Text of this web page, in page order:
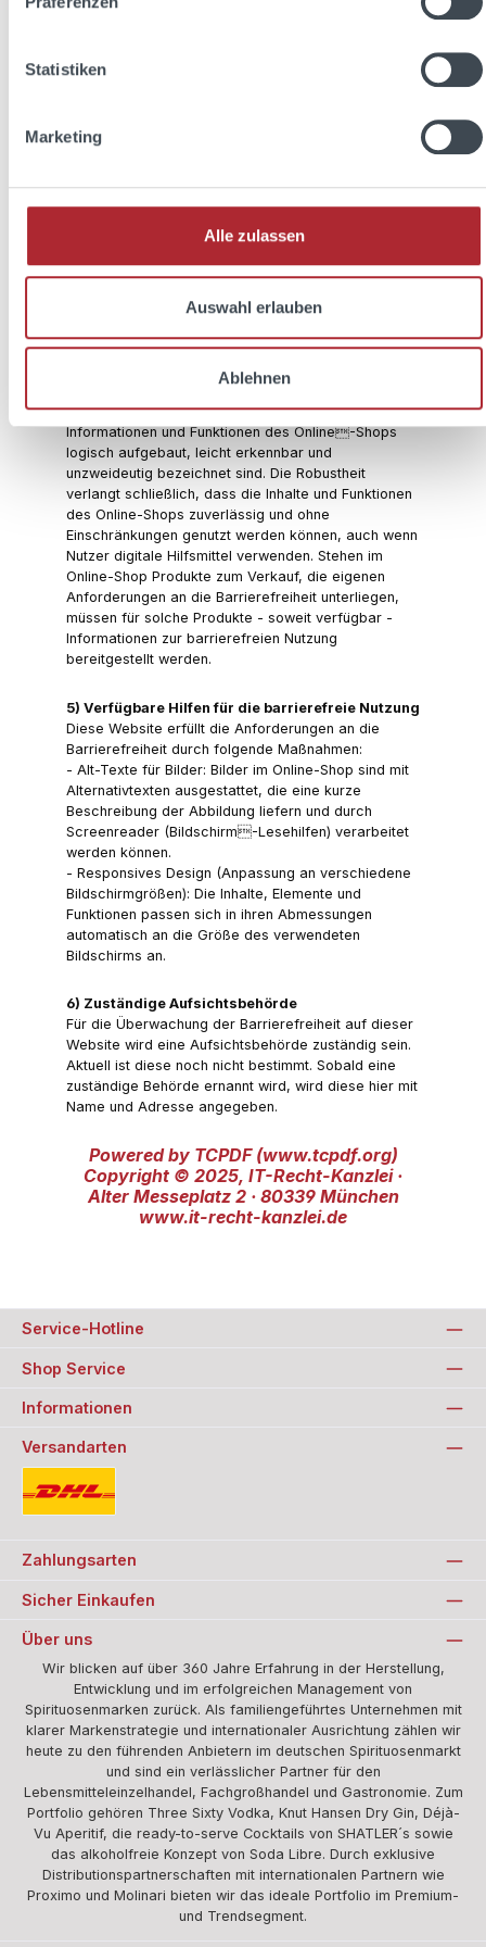
Statistiken
Marketing
Alle zulassen
Auswahl erlauben
Ablehnen
Geschäftsverkehr“ und zeichnet sich durch eine
elektronische Bestell- und Bezahlmöglichkeit aus.
Website Funktionen und Verfahren vorsehen, die auf
ausgerichtet sind und die Bedienbarkeit mit digitalen
Hilfsmitteln ermöglichen. Die Online-Shop-Funktionen
dieser Website müssen dafür - wahrnehmbar -
bedienbar - verständlich und - robust ausgestaltet
sein. Die Wahrnehmbarkeit bedeutet, dass die
so dargestellt werden, dass sie für alle Nutzer
erfordert, dass die Funktionen des Online-Shops
auch von Nutzern mit Einschränkungen in
können. Die Verständlichkeit setzt voraus, dass die
Informationen und Funktionen des Online-Shops
logisch aufgebaut, leicht erkennbar und
unzweideutig bezeichnet sind. Die Robustheit
verlangt schließlich, dass die Inhalte und Funktionen
des Online-Shops zuverlässig und ohne
Einschränkungen genutzt werden können, auch wenn
Nutzer digitale Hilfsmittel verwenden. Stehen im
Online-Shop Produkte zum Verkauf, die eigenen
Anforderungen an die Barrierefreiheit unterliegen,
müssen für solche Produkte - soweit verfügbar -
Informationen zur barrierefreien Nutzung
bereitgestellt werden.
5) Verfügbare Hilfen für die barrierefreie Nutzung
Diese Website erfüllt die Anforderungen an die
Barrierefreiheit durch folgende Maßnahmen:
- Alt-Texte für Bilder: Bilder im Online-Shop sind mit
Alternativtexten ausgestattet, die eine kurze
Beschreibung der Abbildung liefern und durch
Screenreader (Bildschirm-Lesehilfen) verarbeitet
werden können.
- Responsives Design (Anpassung an verschiedene
Bildschirmgrößen): Die Inhalte, Elemente und
Funktionen passen sich in ihren Abmessungen
automatisch an die Größe des verwendeten
Bildschirms an.
6) Zuständige Aufsichtsbehörde
Für die Überwachung der Barrierefreiheit auf dieser
Website wird eine Aufsichtsbehörde zuständig sein.
Aktuell ist diese noch nicht bestimmt. Sobald eine
zuständige Behörde ernannt wird, wird diese hier mit
Name und Adresse angegeben.
Powered by TCPDF (www.tcpdf.org)
Copyright © 2025, IT-Recht-Kanzlei ·
Alter Messeplatz 2 · 80339 München
www.it-recht-kanzlei.de
Service-Hotline
Shop Service
Informationen
Versandarten
Zahlungsarten
Sicher Einkaufen
Über uns
Wir blicken auf über 360 Jahre Erfahrung in der Herstellung,
Entwicklung und im erfolgreichen Management von
Spirituosenmarken zurück. Als familiengeführtes Unternehmen mit
klarer Markenstrategie und internationaler Ausrichtung zählen wir
heute zu den führenden Anbietern im deutschen Spirituosenmarkt
und sind ein verlässlicher Partner für den
Lebensmitteleinzelhandel, Fachgroßhandel und Gastronomie. Zum
Portfolio gehören Three Sixty Vodka, Knut Hansen Dry Gin, Déjà-
Vu Aperitif, die ready-to-serve Cocktails von SHATLER´s sowie
das alkoholfreie Konzept von Soda Libre. Durch exklusive
Distributionspartnerschaften mit internationalen Partnern wie
Proximo und Molinari bieten wir das ideale Portfolio im Premium-
und Trendsegment.